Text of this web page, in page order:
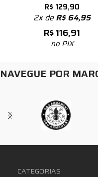
R$ 129,90
2x deR$64,95
R$116,91
no PIX
NAVEGUE POR
CATEGORIAS